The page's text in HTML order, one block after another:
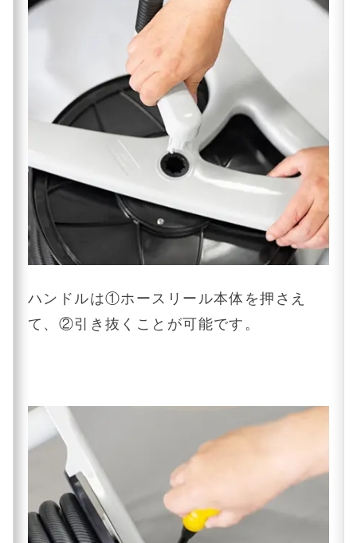
ハンドルは①ホースリール本体を押さえ
て、②引き抜くことが可能です。